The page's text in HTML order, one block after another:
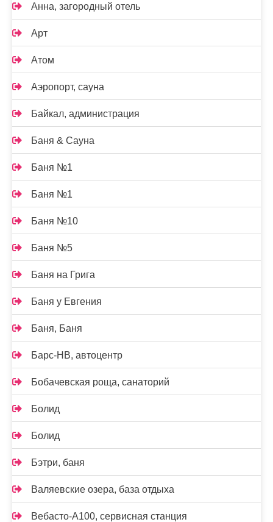
Анна, загородный отель
Арт
Атом
Аэропорт, сауна
Байкал, администрация
Баня & Сауна
Баня №1
Баня №1
Баня №10
Баня №5
Баня на Грига
Баня у Евгения
Баня, Баня
Барс-НВ, автоцентр
Бобачевская роща, санаторий
Болид
Болид
Бэтри, баня
Валяевские озера, база отдыха
Вебасто-А100, сервисная станция